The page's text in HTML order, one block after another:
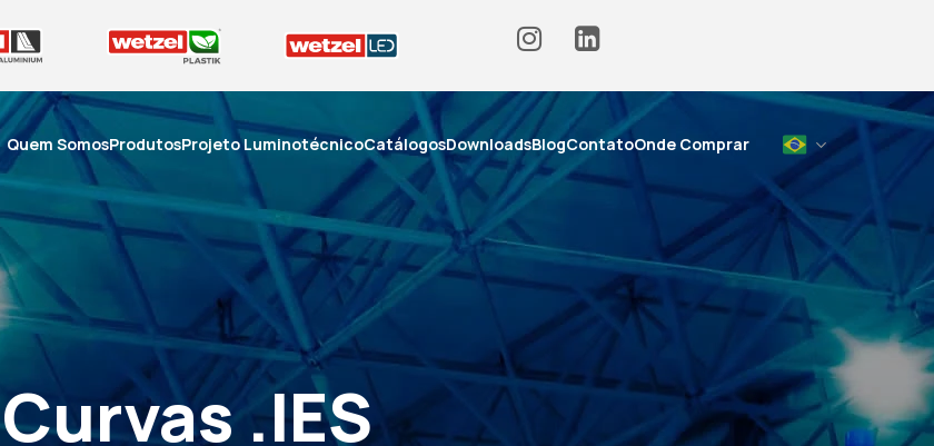
Quem SomosProdutosProjeto LuminotécnicoCatálogosDownloadsBlogContatoOnde Comprar
Curvas .IES